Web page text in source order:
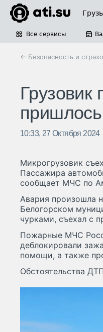
Все сервисы
← Безопасность и
Грузовик
10:33, 27 Октября 2024
Микрогрузовик
Пассажира
сообщает МЧС по
Авария произошла
Белогорском
чурками, съехал с
Пожарные МЧС
деблокировали
помощи, а также
Обстоятельства